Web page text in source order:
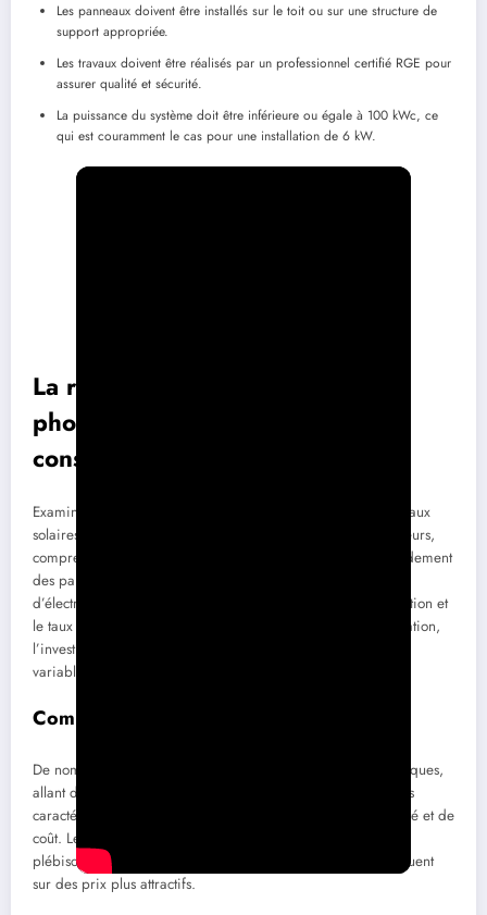
Les panneaux doivent être installés sur le toit ou sur une structure de
support appropriée.
Les travaux doivent être réalisés par un professionnel certifié RGE pour
assurer qualité et sécurité.
La puissance du système doit être inférieure ou égale à 100 kWc, ce
qui est couramment le cas pour une installation de 6 kW.
La rentabilité d’une installation
photovoltaïque : éléments à
considérer
Examinons la rentabilité d’un investissement dans des panneaux
solaires de 6 kW. Cette rentabilité dépend de plusieurs facteurs,
comprenant le coût de l’électricité, l’ensoleillement, et le rendement
des panneaux. En moyenne, une économie sur la facture
d’électricité peut atteindre 700 € par an, selon la consommation et
le taux d’ensoleillement. En tenant compte des coûts d’installation,
l’investissement peut s’amortir en 6 à 10 ans, en fonction des
variables citées.
Comparer les systèmes et les marques
De nombreuses marques proposent des systèmes photovoltaïques,
allant de Systovi à Voltec Solar. Chaque marque présente des
caractéristiques différentes en termes de garantie, d’efficacité et de
coût. Les fabricants français, comme Systovi, sont souvent
plébiscités pour leur qualité, tandis que d’autres marques jouent
sur des prix plus attractifs.